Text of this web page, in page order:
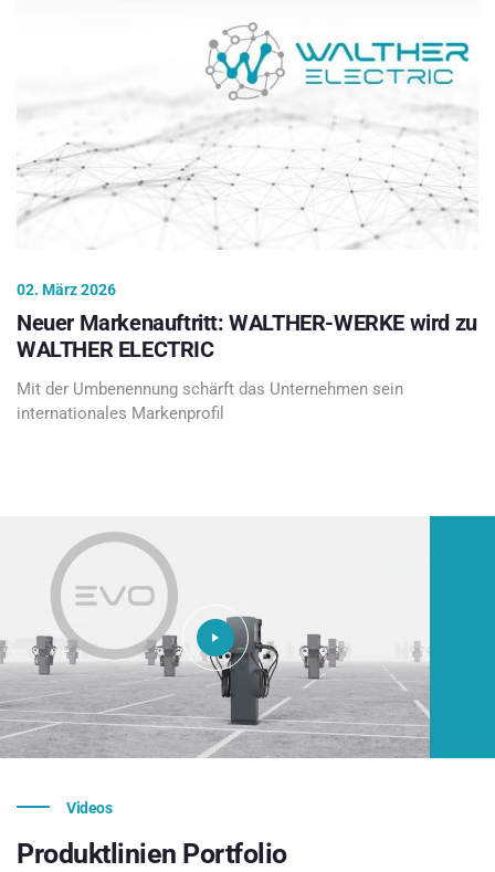
02. März 2026
Neuer Markenauftritt: WALTHER-WERKE wird zu
WALTHER ELECTRIC
Mit der Umbenennung schärft das Unternehmen sein
internationales Markenprofil
Videos
Produktlinien Portfolio